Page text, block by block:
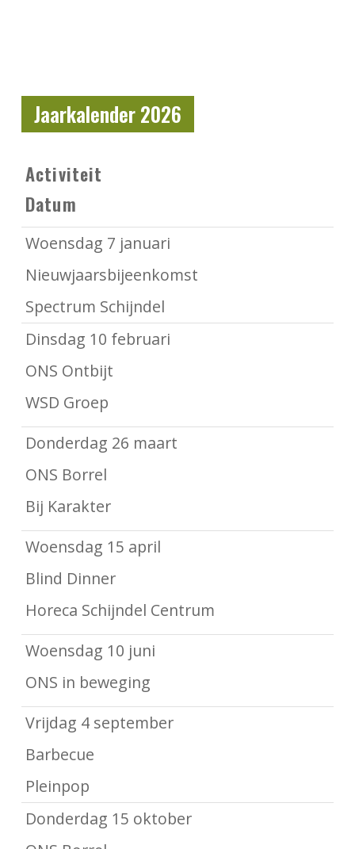
Jaarkalender 2026
Activiteit
Datum
Woensdag 7 januari
Nieuwjaarsbijeenkomst
Spectrum Schijndel
Dinsdag 10 februari
ONS Ontbijt
WSD Groep
Donderdag 26 maart
ONS Borrel
Bij Karakter
Woensdag 15 april
Blind Dinner
Horeca Schijndel Centrum
Woensdag 10 juni
ONS in beweging
Vrijdag 4 september
Barbecue
Pleinpop
Donderdag 15 oktober